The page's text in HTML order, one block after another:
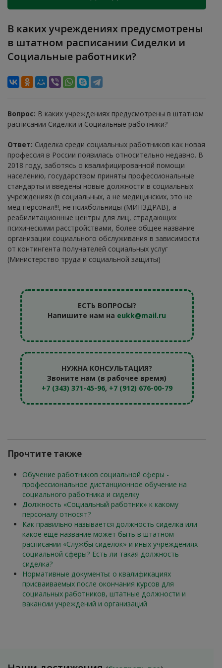
В каких учреждениях предусмотрены
в штатном расписании Сиделки и
Социальные работники?
Вопрос: В каких учреждениях предусмотрены в штатном
расписании Сиделки и Социальные работники?
Ответ: Сиделка среди социальных работников как новая
профессия в России появилась относительно недавно. В
2018 году, заботясь о квалифицированной помощи
населению, государством приняты профессиональные
стандарты и введены новые должности в социальных
учреждениях (в социальных, а не медицинских, это не
мед персонал!!!, не психбольницы (МИНЗДРАВ), а
реабилитационные центры для лиц, страдающих
психическими расстройствами, более общее название
организации социального обслуживания в зависимости
от контингента получателей социальных услуг
(Министерство труда и социальной защиты)
ЕСТЬ ВОПРОСЫ?
Напишите нам на eukk@mail.ru
НУЖНА КОНСУЛЬТАЦИЯ?
Звоните нам (в рабочее время)
+7 (343) 371-45-96, +7 (912) 676-00-79
Прочтите также
Обучение работников социальной сферы -
профессиональное дистанционное обучение на
социального работника и сиделку
Должность «Социальный работник» к какому
персоналу относят?
Как правильно называется должность сиделка или
какое ещё название может быть в штатном
расписании «Службы сиделок» и иных учреждениях
социальной сферы? Есть ли такая должность
сиделка?
Нормативные документы: о квалификациях
присваиваемых после окончания курсов для
социальных работников, штатные должности и
вакансии учреждений и организаций